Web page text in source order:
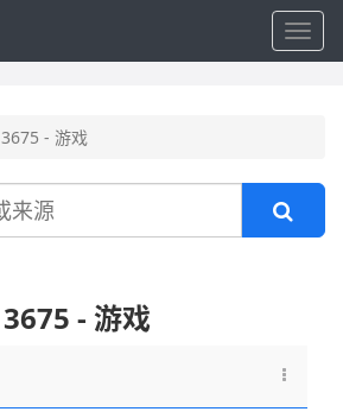
3675 - 游戏
3675 - 游戏